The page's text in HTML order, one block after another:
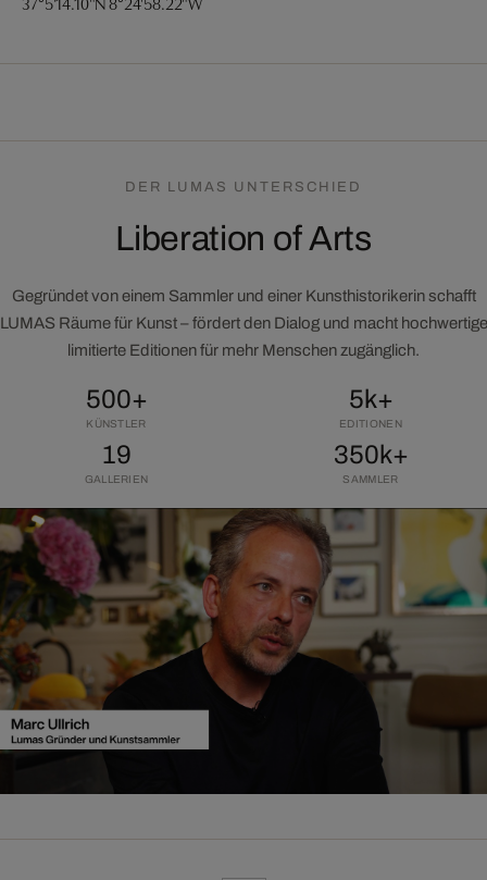
DER LUMAS UNTERSCHIED
Liberation of Arts
Gegründet von einem Sammler und einer Kunsthistorikerin schafft
LUMAS Räume für Kunst – fördert den Dialog und macht hochwertige
limitierte Editionen für mehr Menschen zugänglich.
500+
KÜNSTLER
5k+
EDITIONEN
19
GALLERIEN
350k+
SAMMLER